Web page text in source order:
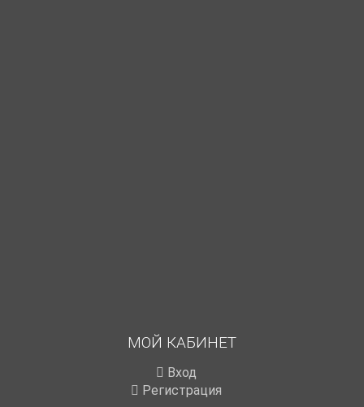
МОЙ КАБИНЕТ
Вход
Регистрация